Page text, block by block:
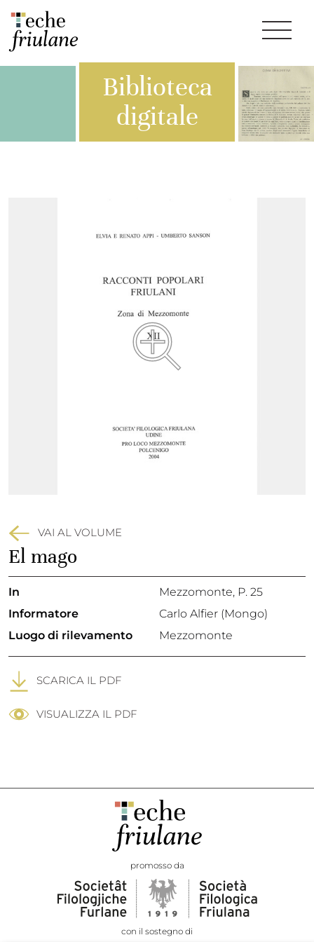
Biblioteca
digitale
VAI AL VOLUME
El mago
In Mezzomonte, P. 25
Informatore
Carlo Alfier (Mongo)
Luogo di rilevamento
Mezzomonte
SCARICA IL PDF
VISUALIZZA IL PDF
promosso da
con il sostegno di